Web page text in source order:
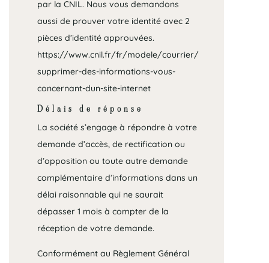
par la CNIL. Nous vous demandons
aussi de prouver votre identité avec 2
pièces d’identité approuvées.
https://www.cnil.fr/fr/modele/courrier/
supprimer-des-informations-vous-
concernant-dun-site-internet
Délais de réponse
La société s’engage à répondre à votre
demande d’accès, de rectification ou
d’opposition ou toute autre demande
complémentaire d’informations dans un
délai raisonnable qui ne saurait
dépasser 1 mois à compter de la
réception de votre demande.
Conformément au Règlement Général